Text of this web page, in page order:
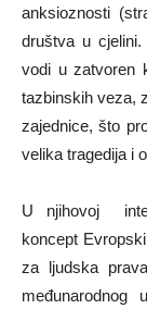
anksioznosti
društva u
vodi u zatvoren
tazbinskih veza,
zajednice, što
velika tragedija i
U njihovoj
koncept
za ljudska
međunarodnog